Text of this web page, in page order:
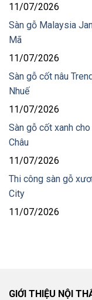
11/07/2026
Sàn gỗ Malaysia
Mã
11/07/2026
Sàn gỗ cốt nâu
Nhuế
11/07/2026
Sàn gỗ cốt xanh
Châu
11/07/2026
Thi công sàn gỗ
City
11/07/2026
GIỚI THIỆU NỘI